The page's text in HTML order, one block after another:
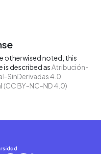
otherwised noted, this
is described asAtribución-
SinDerivadas 4.0
(CC BY-NC-ND 4.0)